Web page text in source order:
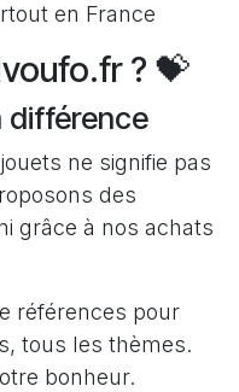
en France
? 💝
différence
ne signifie pas
des
grâce à nos achats
références pour
tous les thèmes.
bonheur.